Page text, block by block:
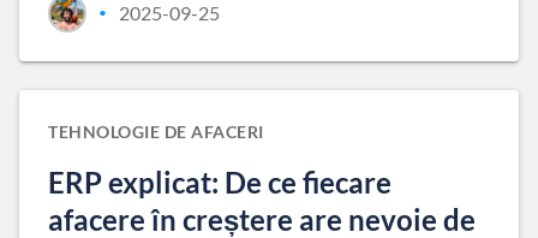
• 2025-09-25
TEHNOLOGIE DE AFACERI
ERP explicat: De ce fiecare
afacere în creștere are nevoie de